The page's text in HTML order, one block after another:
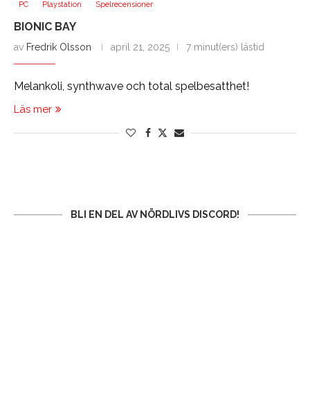
PC Playstation Spelrecensioner
BIONIC BAY
av Fredrik Olsson april 21, 2025 7 minut(ers) lästid
Melankoli, synthwave och total spelbesatthet!
Läs mer
BLI EN DEL AV NÖRDLIVS DISCORD!